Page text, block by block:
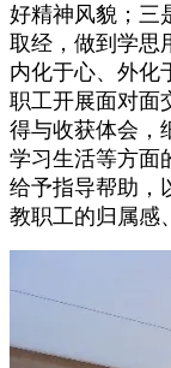
好精神风貌；三
取经，做到学思
内化于心、外化
职工开展面对面
得与收获体会，
学习生活等方面
给予指导帮助，
教职工的归属感